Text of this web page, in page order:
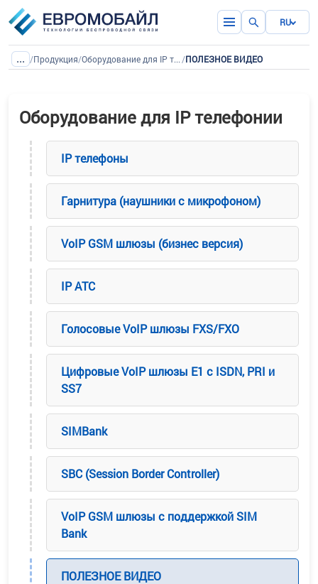
RU
... /Продукция/ Оборудование для IP телефонии /ПОЛЕЗНОЕ ВИДЕО
Оборудование для IP телефонии
IP телефоны
Гарнитура (наушники с микрофоном)
VoIP GSM шлюзы (бизнес версия)
IP ATC
Голосовые VoIP шлюзы FXS/FXO
Цифровые VoIP шлюзы E1 с ISDN, PRI и
SS7
SIMBank
SBC (Session Border Controller)
VoIP GSM шлюзы с поддержкой SIM
Bank
ПОЛЕЗНОЕ ВИДЕО